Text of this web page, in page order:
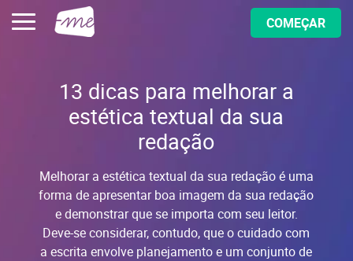
COMEÇAR
13 dicas para melhorar a
estética textual da sua
redação
Melhorar a estética textual da sua redação é uma
forma de apresentar boa imagem da sua redação
e demonstrar que se importa com seu leitor.
Deve-se considerar, contudo, que o cuidado com
a escrita envolve planejamento e um conjunto de